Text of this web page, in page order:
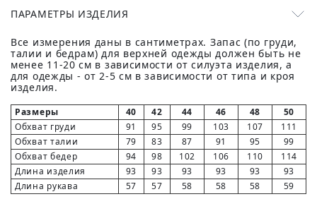
ПАРАМЕТРЫ ИЗДЕЛИЯ
Все измерения даны в сантиметрах. Запас (по груди,
талии и бедрам) для верхней одежды должен быть не
менее 11-20 см в зависимости от силуэта изделия, а
для одежды - от 2-5 см в зависимости от типа и кроя
изделия.
Размеры 40 42 44 46 48
50
Обхват груди
91 95 99 103 107
111
Обхват талии
79 83 87 91 95
99
Обхват бедер
94 98 102 106 110
114
Длина изделия
93 93 93 93 93
93
Длина рукава
57 57 58 58 58 59